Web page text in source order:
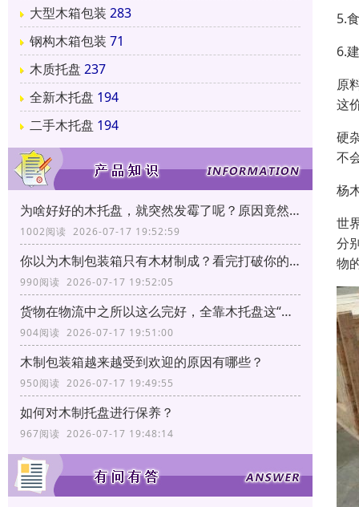
大型木箱包装 283
钢构木箱包装 71
木质托盘 237
全新木托盘 194
二手木托盘 194
为啥好好的木托盘，就突然发霉了呢？原因竟然和它有关！
1002阅读 2026-07-17 19:52:59
你以为木制包装箱只有木材制成？看完打破你的固有印象！
990阅读 2026-07-17 19:52:05
货物在物流中之所以这么完好，全靠木托盘这“三大功能”！
904阅读 2026-07-17 19:51:00
木制包装箱越来越受到欢迎的原因有哪些？
950阅读 2026-07-17 19:49:55
如何对木制托盘进行保养？
967阅读 2026-07-17 19:48:14
5.
6.
原
这
硬
不
杨
世
分
物